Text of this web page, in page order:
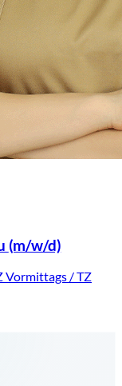
(m/w/d)
Vormittags / TZ